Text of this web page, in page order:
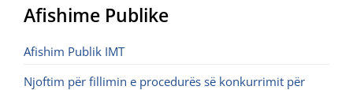
Afishime Publike
Afishim Publik IMT
Njoftim për fillimin e procedurës së konkurrimit për